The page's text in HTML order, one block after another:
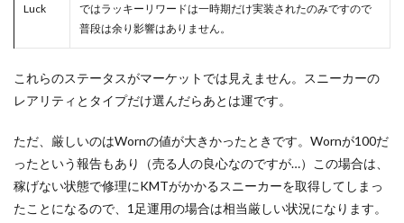
Luck
ではラッキーリワードは一時期だけ実装されたのみですので
普段は余り影響はありません。
これらのステータスがマーケットでは見えません。スニーカーの
レアリティとタイプだけ選んだらあとは運です。
ただ、厳しいのはWornの値が大きかったときです。Wornが100だ
ったという報告もあり（売る人の良心なのですが…）この場合は、
稼げない状態で修理にKMTがかかるスニーカーを取得してしまっ
たことになるので、1足運用の場合は相当厳しい状況になります。